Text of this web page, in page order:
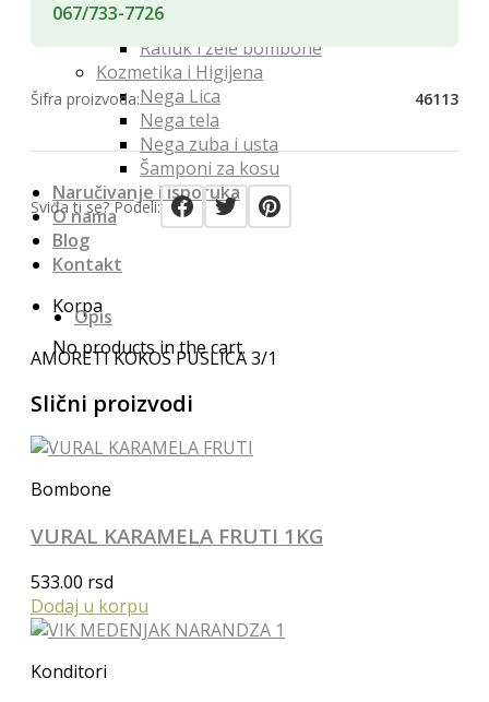
Slane grickalice
Ratluk i žele bombone
Kozmetika i Higijena
Nega Lica
Nega tela
Nega zuba i usta
Šamponi za kosu
Naručivanje i isporuka
O nama
Blog
Kontakt
Korpa
No products in the cart.
067/733-7726
Šifra proizvoda: 46113
Sviđa ti se? Podeli:
Opis
AMORETI KOKOS PUSLICA 3/1
Slični proizvodi
Bombone
VURAL KARAMELA FRUTI 1KG
533.00 rsd
Dodaj u korpu
Konditori